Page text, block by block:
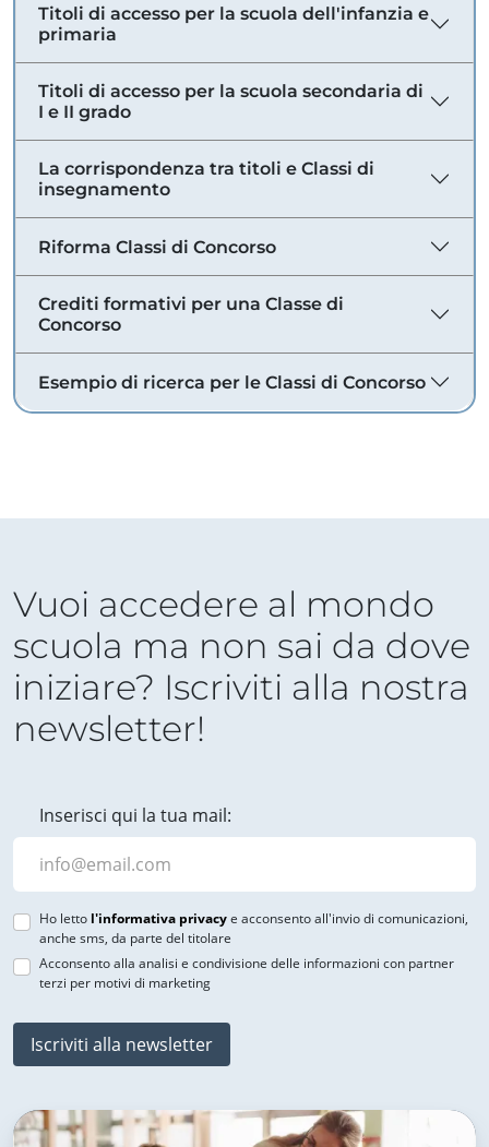
Titoli di accesso per la scuola dell'infanzia e
primaria
Titoli di accesso per la scuola secondaria di
I e II grado
La corrispondenza tra titoli e Classi di
insegnamento
Riforma Classi di Concorso
Crediti formativi per una Classe di
Concorso
Esempio di ricerca per le Classi di Concorso
Vuoi accedere al mondo
scuola ma non sai da dove
iniziare? Iscriviti alla nostra
newsletter!
Inserisci qui la tua mail:
Ho letto l'informativa privacye acconsento all'invio di comunicazioni,
anche sms, da parte del titolare
Acconsento alla analisi e condivisione delle informazioni con partner
terzi per motivi di marketing
Iscriviti alla newsletter